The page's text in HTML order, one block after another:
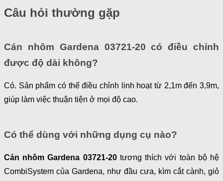
Câu hỏi thường gặp
Cán nhôm Gardena 03721-20 có điều chỉnh
được độ dài không?
Có. Sản phẩm có thể điều chỉnh linh hoạt từ 2,1m đến 3,9m,
giúp làm việc thuận tiện ở mọi độ cao.
Có thể dùng với những dụng cụ nào?
Cán nhôm Gardena 03721-20tương thích với toàn bộ hệ
CombiSystem của Gardena, như đầu cưa, kìm cắt cành, giỏ